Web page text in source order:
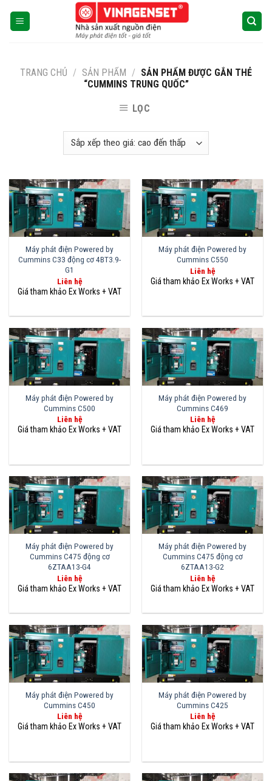
TRANG CHỦ / SẢN PHẨM / SẢN PHẨM ĐƯỢC GẮN THẺ
“CUMMINS TRUNG QUỐC”
LỌC
Máy phát điện Powered by
Cummins C33 động cơ 4BT3.9-
G1
Liên hệ
Máy phát điện Powered by
Cummins C550
Liên hệ
Máy phát điện Powered by
Cummins C500
Liên hệ
Máy phát điện Powered by
Cummins C469
Liên hệ
Máy phát điện Powered by
Cummins C475 động cơ
6ZTAA13-G4
Liên hệ
Máy phát điện Powered by
Cummins C475 động cơ
6ZTAA13-G2
Liên hệ
Máy phát điện Powered by
Cummins C450
Liên hệ
Máy phát điện Powered by
Cummins C425
Liên hệ